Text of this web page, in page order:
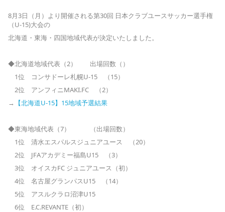
8月3日（月）より開催される第30回 日本クラブユースサッカー選手権
（U-15)大会の
北海道・東海・四国地域代表が決定いたしました。
◆北海道地域代表（2） 出場回数（）
1位 コンサドーレ札幌U-15 （15）
2位 アンフィニMAKI.FC （2）
→
【北海道U-15】15地域予選結果
◆東海地域代表（7） （出場回数）
1位 清水エスパルスジュニアユース （20）
2位 JFAアカデミー福島U15 （3）
3位 オイスカFC ジュニアユース（初）
4位 名古屋グランパスU15 （14）
5位 アスルクラロ沼津U15
6位 E.C.REVANTE（初）